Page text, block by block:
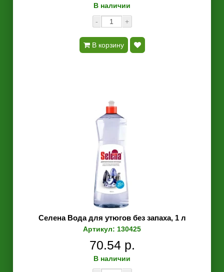
В наличии
-
+
В корзину
Селена Вода для утюгов без запаха, 1 л
Артикул: 130425
70.54 р.
В наличии